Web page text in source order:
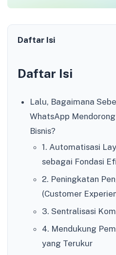
Daftar Isi
Daftar Isi
Lalu, Bagaimana
WhatsApp
Bisnis?
1. Automatisasi
sebagai Fondasi
2. Peningkatan
(Customer
3. Sentralisasi
4. Mendukung
yang Terukur